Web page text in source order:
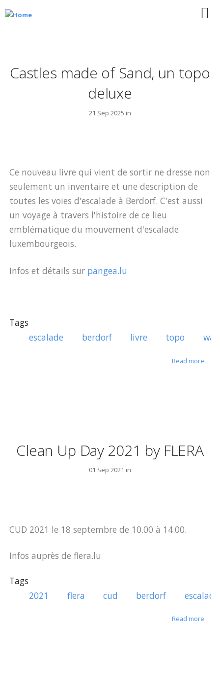
Castles made of Sand, un topo
deluxe
21 Sep 2025 in
Ce nouveau livre qui vient de sortir ne dresse non
seulement un inventaire et une description de
toutes les voies d'escalade à Berdorf. C'est aussi
un voyage à travers l'histoire de ce lieu
emblématique du mouvement d'escalade
luxembourgeois.
Infos et détails sur pangea.lu
Tags
escalade
berdorf livre topo
Read more
Clean Up Day 2021 by FLERA
01 Sep 2021 in
CUD 2021 le 18 septembre de 10.00 à 14.00.
Infos auprès de flera.lu
Tags
2021
flera cud berdorf escalade
Read more